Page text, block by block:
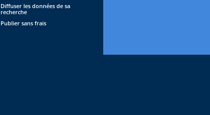
Diffuser les données de sa
recherche
Publier sans frais